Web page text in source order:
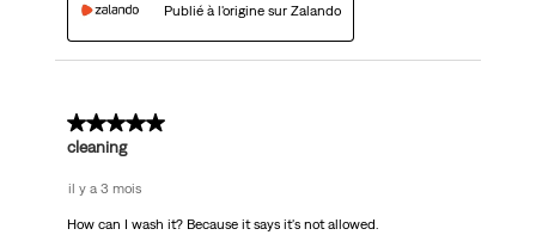
Publié à l'origine sur Zalando
5 sur 5 étoiles.
cleaning
il y a 3 mois
How can I wash it? Because it says it's not allowed.